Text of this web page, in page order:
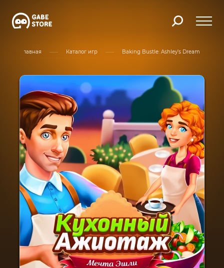
Главная Каталог игр Baking Bustle: Ashley’s Dream